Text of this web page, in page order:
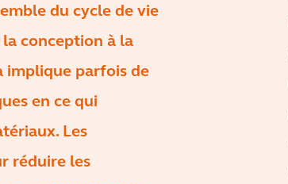
du cycle de vie
conception à la
implique parfois de
en ce qui
Les
réduire les